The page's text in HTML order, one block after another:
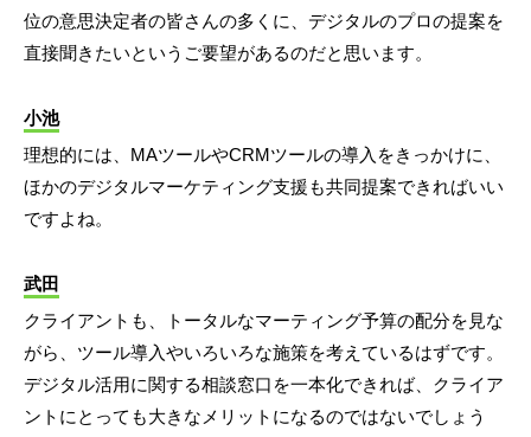
位の意思決定者の皆さんの多くに、デジタルのプロの提案を
直接聞きたいというご要望があるのだと思います。
小池
理想的には、MAツールやCRMツールの導入をきっかけに、
ほかのデジタルマーケティング支援も共同提案できればいい
ですよね。
武田
クライアントも、トータルなマーティング予算の配分を見な
がら、ツール導入やいろいろな施策を考えているはずです。
デジタル活用に関する相談窓口を一本化できれば、クライア
ントにとっても大きなメリットになるのではないでしょう